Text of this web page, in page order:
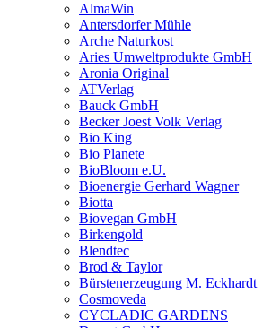
AlmaWin
Antersdorfer Mühle
Arche Naturkost
Aries Umweltprodukte GmbH
Aronia Original
ATVerlag
Bauck GmbH
Becker Joest Volk Verlag
Bio King
Bio Planete
BioBloom e.U.
Bioenergie Gerhard Wagner
Biotta
Biovegan GmbH
Birkengold
Blendtec
Brod & Taylor
Bürstenerzeugung M. Eckhardt
Cosmoveda
CYCLADIC GARDENS